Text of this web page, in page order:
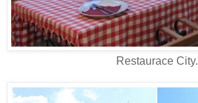
Restaurace City.